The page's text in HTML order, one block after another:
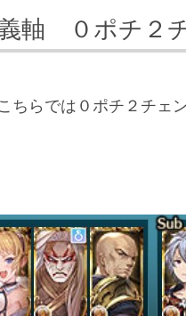
義軸 ０ポチ２
らでは０ポチ２チェ